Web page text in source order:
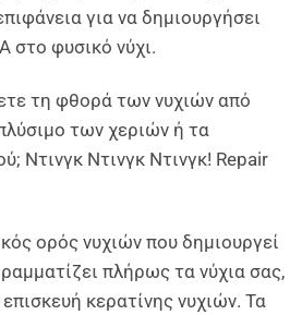
για να δημιουργήσει
στο φυσικό νύχι.
τη φθορά των νυχιών από
των χεριών ή τα
Ντινγκ Ντινγκ Ντινγκ! Repair
ορός νυχιών που δημιουργεί
πλήρως τα νύχια σας,
κερατίνης νυχιών. Τα